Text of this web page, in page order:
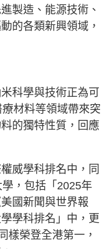
製造、能源技術、
的各類新興領域，
科學與技術正為可
材料等領域帶來突
的獨特性質，回應
威學科排名中，同
，包括「2025年
國新聞與世界報
學科排名」中，更
樣榮登全港第一，